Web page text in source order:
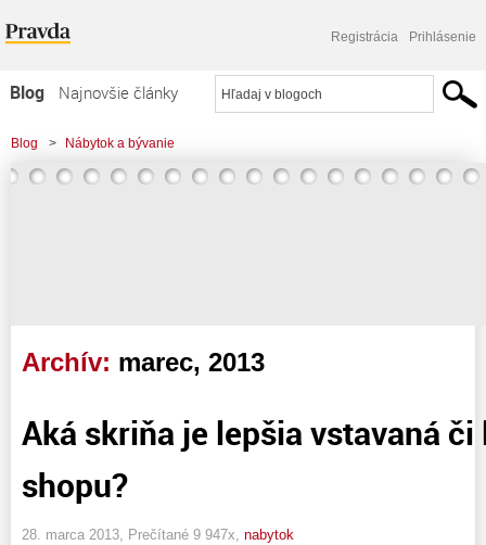
Registrácia Prihlásenie
Blog
Najnovšie články
Najčítanejšie články
Najkomentovanejšie články
Blog > Nábytok a bývanie
Archív: marec, 2013
Aká skriňa je lepšia vstavaná či
shopu?
28. marca 2013, Prečítané 9 947x, nabytok